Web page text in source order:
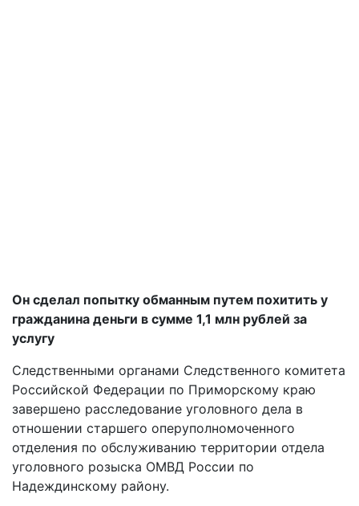
Он сделал попытку обманным путем похитить у
гражданина деньги в сумме 1,1 млн рублей за
услугу
Следственными органами Следственного комитета
Российской Федерации по Приморскому краю
завершено расследование уголовного дела в
отношении старшего оперуполномоченного
отделения по обслуживанию территории отдела
уголовного розыска ОМВД России по
Надеждинскому району.